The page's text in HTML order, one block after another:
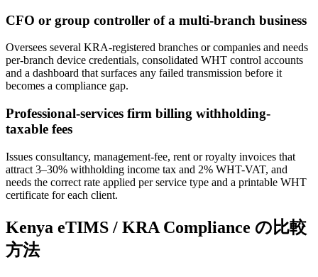
CFO or group controller of a multi-branch business
Oversees several KRA-registered branches or companies and needs
per-branch device credentials, consolidated WHT control accounts
and a dashboard that surfaces any failed transmission before it
becomes a compliance gap.
Professional-services firm billing withholding-
taxable fees
Issues consultancy, management-fee, rent or royalty invoices that
attract 3–30% withholding income tax and 2% WHT-VAT, and
needs the correct rate applied per service type and a printable WHT
certificate for each client.
Kenya eTIMS / KRA Compliance の比較
方法